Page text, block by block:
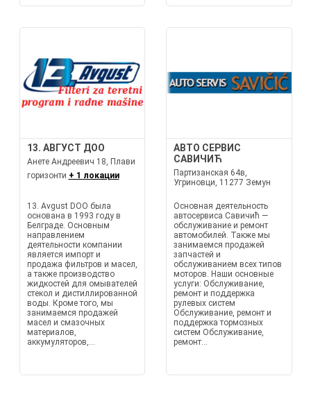
13. АВГУСТ ДОО
Анете Андреевич 18, Плави
горизонти + 1 локации
13. Avgust DOO была
основана в 1993 году в
Белграде. Основным
направлением
деятельности компании
является импорт и
продажа фильтров и масел,
а также производство
жидкостей для омывателей
стекол и дистиллированной
воды. Кроме того, мы
занимаемся продажей
масел и смазочных
материалов,
аккумуляторов,...
АВТО СЕРВИС
САВИЧИЋ
Партизанская 64в,
Угриновци, 11277 Земун
Основная деятельность
автосервиса Савичић —
обслуживание и ремонт
автомобилей. Также мы
занимаемся продажей
запчастей и
обслуживанием всех типов
моторов. Наши основные
услуги: Обслуживание,
ремонт и поддержка
рулевых систем
Обслуживание, ремонт и
поддержка тормозных
систем Обслуживание,
ремонт...